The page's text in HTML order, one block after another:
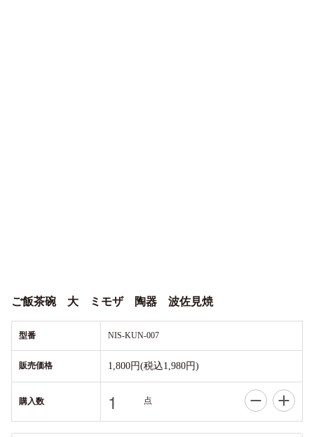
ご飯茶碗 大 ミモザ 陶器 波佐見焼
型番 NIS-KUN-007
販売価格 1,800円(税込1,980円)
購入数 点